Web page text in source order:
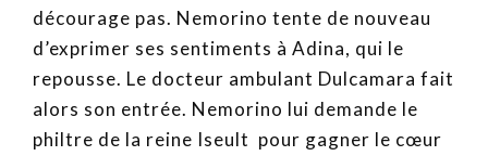
décourage pas. Nemorino tente de nouveau
d’exprimer ses sentiments à Adina, qui le
repousse. Le docteur ambulant Dulcamara fait
alors son entrée. Nemorino lui demande le
philtre de la reine Iseult pour gagner le cœur